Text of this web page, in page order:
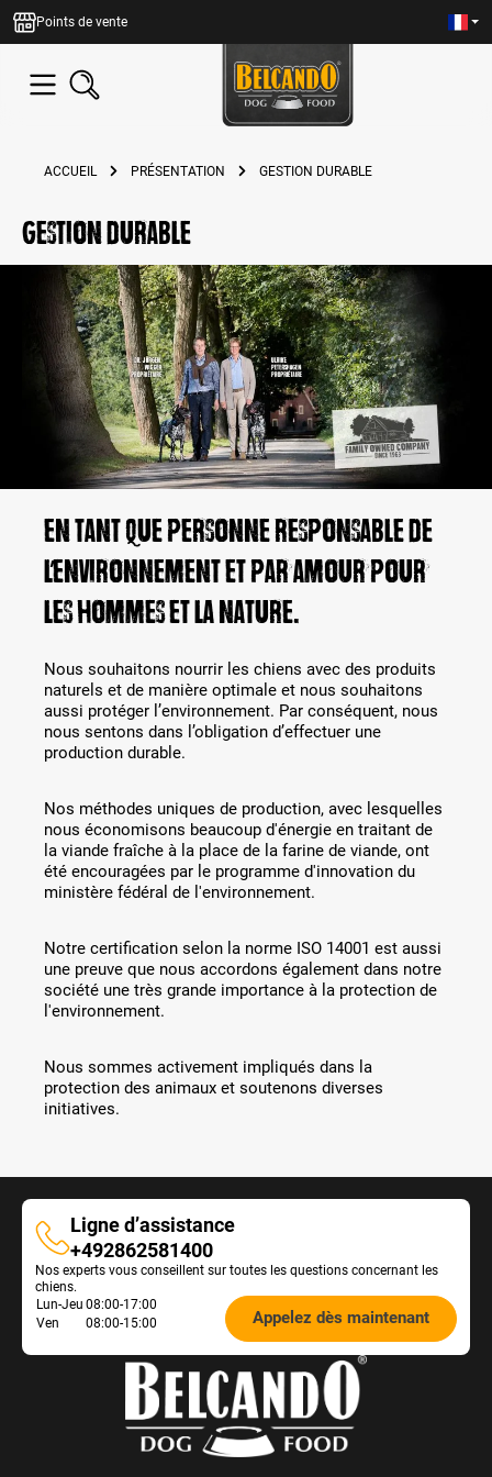
principal
Points de vente
ACCUEIL PRÉSENTATION GESTION DURABLE
Gestion durable
En tant que personne responsable de
l’environnement et par amour pour
les hommes et la nature.
Nous souhaitons nourrir les chiens avec des produits
naturels et de manière optimale et nous souhaitons
aussi protéger l’environnement. Par conséquent, nous
nous sentons dans l’obligation d’effectuer une
production durable.
Nos méthodes uniques de production, avec lesquelles
nous économisons beaucoup d'énergie en traitant de
la viande fraîche à la place de la farine de viande, ont
été encouragées par le programme d'innovation du
ministère fédéral de l'environnement.
Notre certification selon la norme ISO 14001 est aussi
une preuve que nous accordons également dans notre
société une très grande importance à la protection de
l'environnement.
Nous sommes activement impliqués dans la
protection des animaux et soutenons diverses
initiatives.
Ligne d’assistance
Ligne
d’assistance
+492862581400
Nos experts vous conseillent sur toutes les questions concernant les
chiens.
Öffnungszeiten
Futterberatung:
Lun-Jeu 08:00-17:00
Ven
08:00-15:00 Appelez dès maintenant